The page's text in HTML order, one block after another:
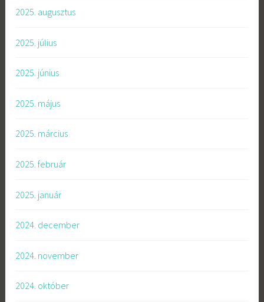
2025. augusztus
2025. július
2025. június
2025. május
2025. március
2025. február
2025. január
2024. december
2024. november
2024. október